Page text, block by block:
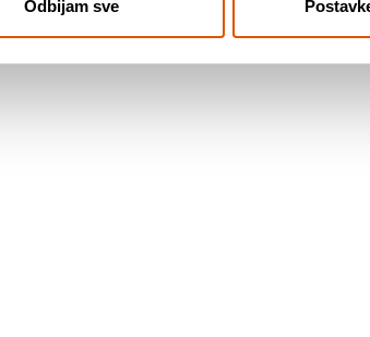
Odbijam sve